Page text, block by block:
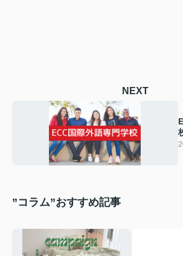
NEXT
”コラム”おすすめ記事